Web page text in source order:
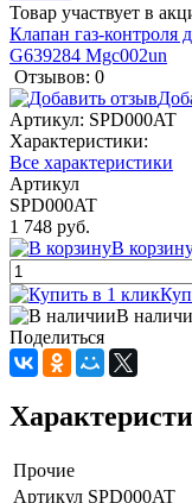
Товар участвует в
Клапан газ-контроля
G639284 Mgc002un
Отзывов: 0
Артикул: SPD000AT
Характеристики:
Все характеристики
Артикул
SPD000AT
1 748 руб.
В
В
Поделиться
Прочие
Артикул SPD000AT